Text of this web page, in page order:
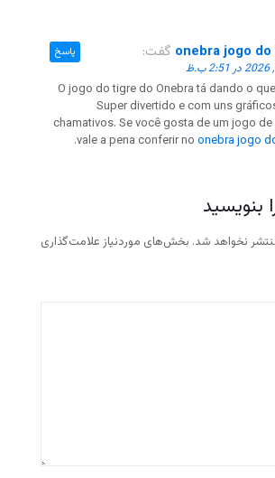
onebra jogo گفت:
O jogo do tigre do Onebra tá dando o
Super divertido e com uns
chamativos. Se você gosta de um jogo de
vale a pena conferir no onebra jogo
.
پاسخ
بنویسید
نخواهد شد. بخش‌های موردنیاز علامت‌گذاری